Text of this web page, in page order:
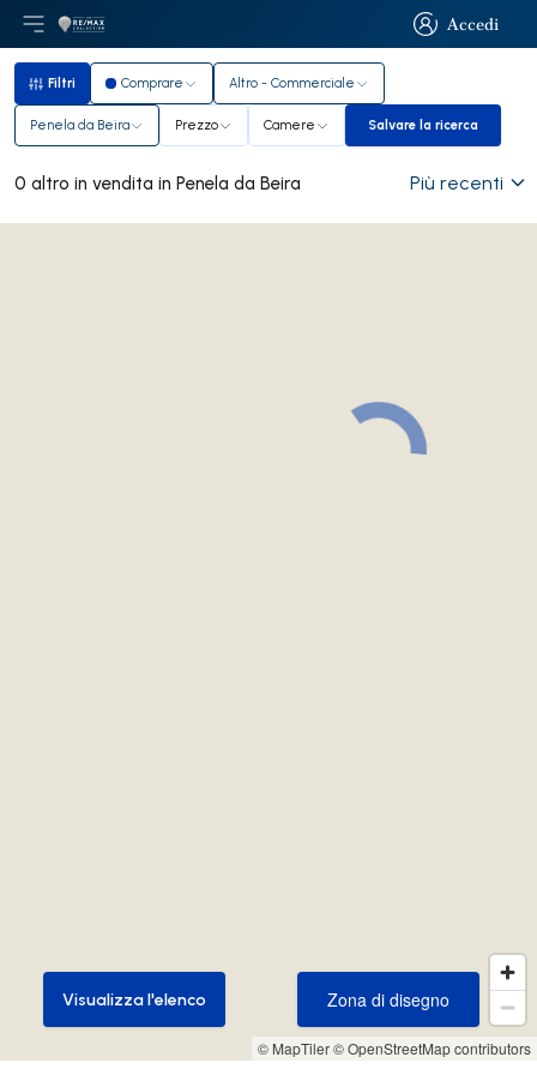
Accedi
Accedi
Apri il menu principale
LogoVai alla homepage
Filtri
Filtri Comprare Altro - Commerciale
Penela da Beira Prezzo Camere Salvare la ricerca
Salvare la ricerca
0 altro in vendita in Penela da Beira Più recenti
© MapTiler© OpenStreetMap contributors
Zona di disegno
Zona di disegno
Visualizza l'elenco
Visualizza l'elenco